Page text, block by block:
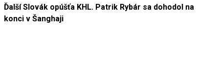
Ďalší Slovák opúšťa KHL. Patrik Rybár sa dohodol na
konci v Šanghaji